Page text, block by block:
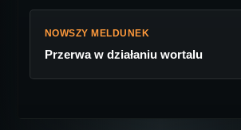
NOWSZY MELDUNEK
Przerwa w działaniu wortalu